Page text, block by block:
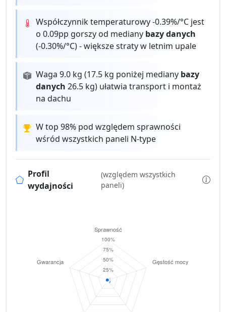
Współczynnik temperaturowy -0.39%/°C jest
o 0.09pp gorszy od mediany bazy danych
(-0.30%/°C) - większe straty w letnim upale
Waga 9.0 kg (17.5 kg poniżej mediany bazy
danych 26.5 kg) ułatwia transport i montaż
na dachu
W top 98% pod względem sprawności
wśród wszystkich paneli N-type
Profil
wydajności
(względem wszystkich
paneli)